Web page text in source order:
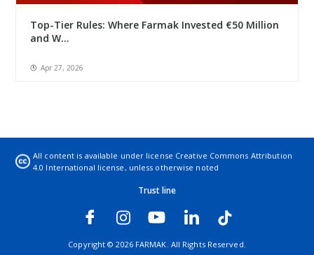
Top-Tier Rules: Where Farmak Invested €50 Million
and W...
Apr 27, 2026
All content is available under license Creative Commons Attribution
4.0 International license, unless otherwise noted
Trust line
Copyright © 2026 FARMAK. All Rights Reserved.